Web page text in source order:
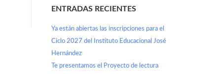
ENTRADAS RECIENTES
Ya están abiertas las inscripciones para el
Ciclo 2027 del Instituto Educacional José
Hernández
Te presentamos el Proyecto de lectura